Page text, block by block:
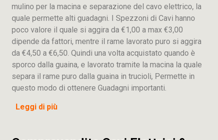
mulino per la macina e separazione del cavo elettrico, la
quale permette alti guadagni. I Spezzoni di Cavi hanno
poco valore il quale si aggira da €1,00 a max €3,00
dipende da fattori, mentre il rame lavorato puro si aggira
da €4,50 a €6,50. Quindi una volta acquistato quando è
sporco dalla guaina, e lavorato tramite la macina la quale
separa il rame puro dalla guaina in trucioli, Permette in
questo modo di ottenere Guadagni importanti.
Leggi di più